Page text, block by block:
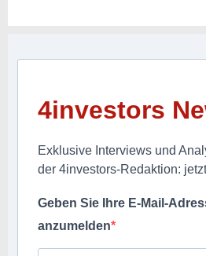
4investors
Exklusive Interviews und
der 4investors-Redaktion:
Geben Sie Ihre E-Mail-
anzumelden